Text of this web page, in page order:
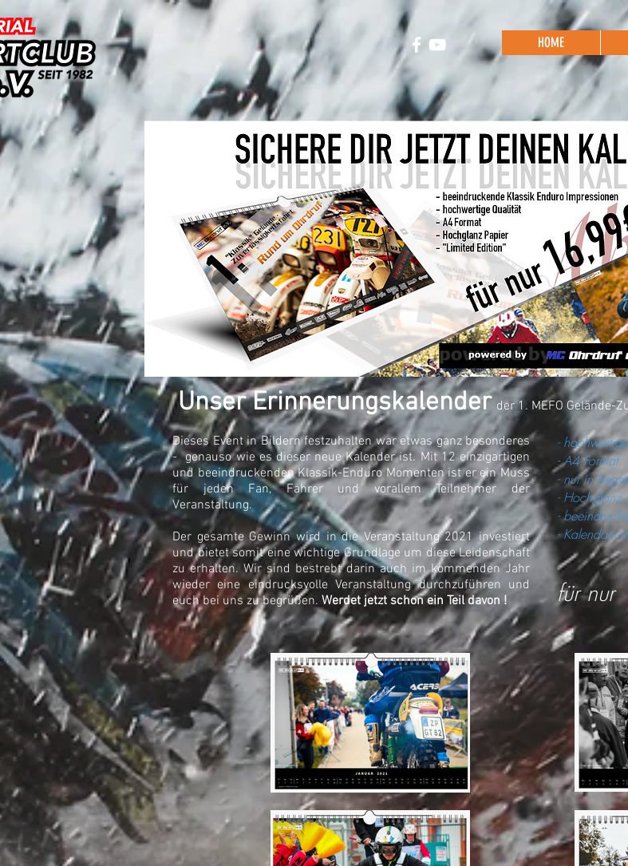
HOME
Dieses Event in Bildern festzuhalten war etwas ganz besonderes
- genauso wie es dieser neue Kalender ist. Mit 12 einzigartigen
und beeindruckenden Klassik-Enduro Momenten ist er ein Muss
für jeden Fan, Fahrer und vorallem Teilnehmer der
Veranstaltung.
Der gesamte Gewinn wird in die Veranstaltung 2021 investiert
und bietet somit eine wichtige Grundlage um diese Leidenschaft
zu erhalten. Wir sind bestrebt darin auch im kommenden Jahr
wieder eine eindrucksvolle Veranstaltung durchzuführen und
euch bei uns zu begrüßen. Werdet jetzt schon ein Teil davon !
-
- A4 Format
- nur in
- Hochglanz
-
-
für nur
Unser Erinnerungskalender der 1. MEFO Gelände-